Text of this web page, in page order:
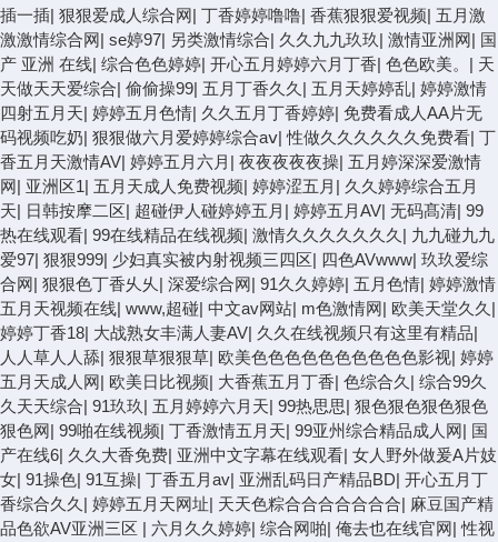
插一插| 狠狠爱成人综合网| 丁香婷婷噜噜| 香蕉狠狠爱视频| 五月激
激激情综合网| se婷97| 另类激情综合| 久久九九玖玖 | 激情亚洲网| 国
产 亚洲 在线| 综合色色婷婷| 开心五月婷婷六月丁香| 色色欧美。 | 天
天做天天爱综合| 偷偷操99| 五月丁香久久 | 五月天婷婷乱| 婷婷激情
四射五月天| 婷婷五月色情| 久久五月丁香婷婷| 免费看成人AA片无
码视频吃奶| 狠狠做六月爱婷婷综合aⅴ|性做久久久久久久免费看| 丁
香五月天激情AV| 婷婷五月六月 | 夜夜夜夜夜操| 五月婷深深爱激情
网| 亚洲区1| 五月天成人免费视频| 婷婷涩五月 | 久久婷婷综合五月
天| 日韩按摩二区| 超碰伊人碰婷婷五月 | 婷婷五月AV| 无码髙清| 99
热在线观看| 99在线精品在线视频| 激情久久久久久久久 | 九九碰九九
爱97| 狠狠999| 少妇真实被内射视频三四区| 四色AVwww| 玖玖爱综
合网| 狠狠色丁香乆乆 | 深爱综合网| 91久久婷婷| 五月色情| 婷婷激情
五月天视频在线| www,超碰| 中文av网站| m色激情网| 欧美天堂久久 |
婷婷丁香18| 大战熟女丰满人妻AV| 久久在线视频只有这里有精品|
人人草人人舔| 狠狠草狠狠草| 欧美色色色色色色色色色色影视| 婷婷
五月天成人网| 欧美日比视频| 大香蕉五月丁香| 色综合久 | 综合99久
久天天综合| 91玖玖 | 五月婷婷六月天| 99热思思| 狠色狠色狠色狠色
狠色网| 99啪在线视频| 丁香激情五月天| 99亚州综合精品成人网| 国
产在线6| 久久大香免费| 亚洲中文字幕在线观看| 女人野外做爰A片妓
女| 91操色| 91互操| 丁香五月av| 亚洲乱码日产精品BD| 开心五月丁
香综合久久 | 婷婷五月天网址| 天天色粽合合合合合合合| 麻豆国产精
品色欲AV亚洲三区 | 六月久久婷婷| 综合网啪| 俺去也在线官网|性视